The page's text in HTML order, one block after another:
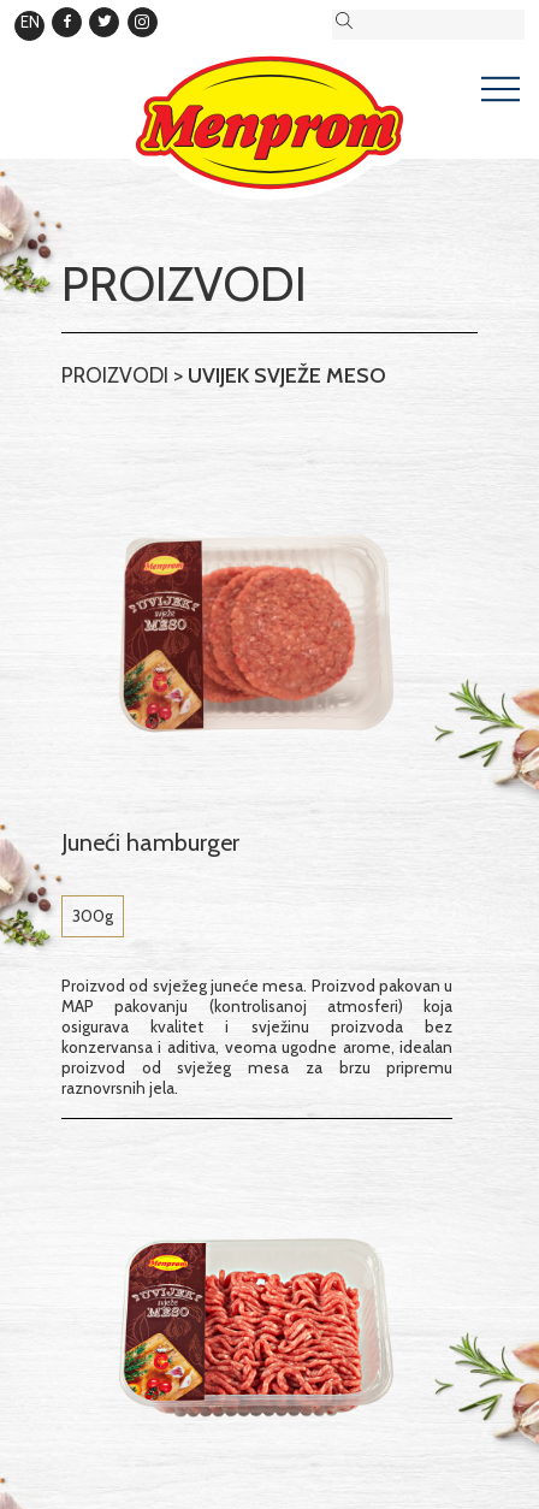
EN
PROIZVODI
PROIZVODI > UVIJEK SVJEŽE MESO
Juneći hamburger
300g
Proizvod od svježeg juneće mesa. Proizvod pakovan u
MAP pakovanju (kontrolisanoj atmosferi) koja
osigurava kvalitet i svježinu proizvoda bez
konzervansa i aditiva, veoma ugodne arome, idealan
proizvod od svježeg mesa za brzu pripremu
raznovrsnih jela.